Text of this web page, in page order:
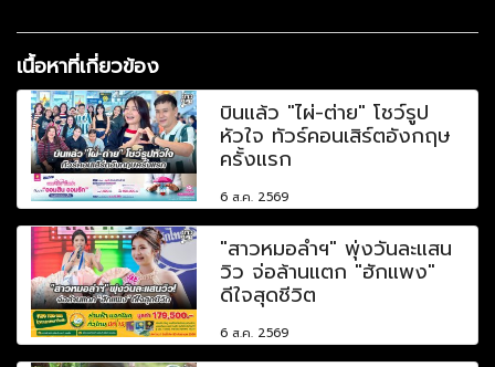
เนื้อหาที่เกี่ยวข้อง
บินแล้ว "ไผ่-ต่าย" โชว์รูป
หัวใจ ทัวร์คอนเสิร์ตอังกฤษ
ครั้งแรก
6 ส.ค. 2569
"สาวหมอลำฯ" พุ่งวันละแสน
วิว จ่อล้านแตก "ฮักแพง"
ดีใจสุดชีวิต
6 ส.ค. 2569